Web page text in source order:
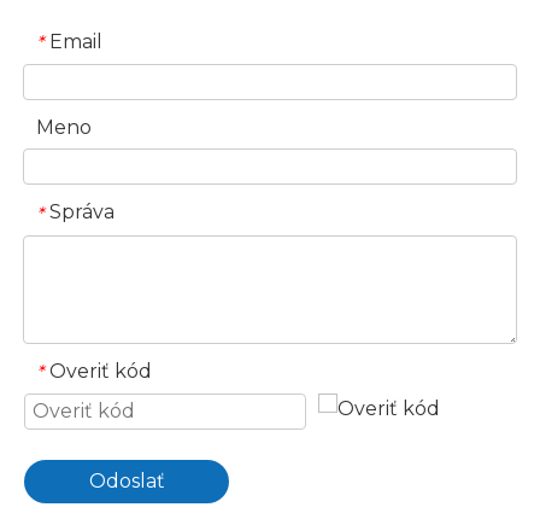
* Email
Meno
* Správa
* Overiť kód
Odoslať